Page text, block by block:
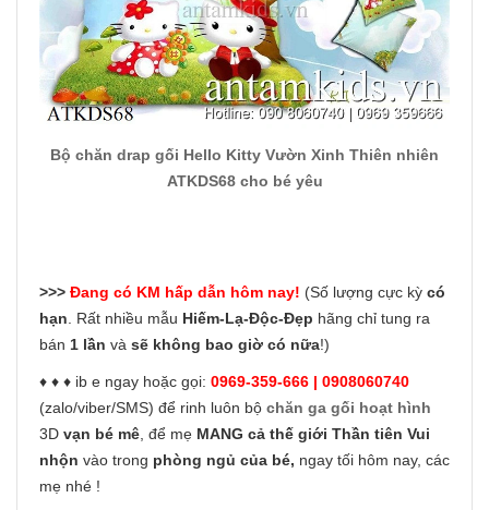
Bộ chăn drap gối Hello Kitty Vườn Xinh Thiên nhiên
ATKDS68 cho bé yêu
>>> Đang có KM hấp dẫn hôm nay! (Số lượng cực kỳ có
hạn . Rất nhiều mẫu Hiếm-Lạ-Độc-Đẹp hãng chỉ tung ra
bán 1 lần và sẽ không bao giờ có nữa!)
♦ ♦ ♦ ib e ngay hoặc gọi: 0969-359-666 | 0908060740
(zalo/viber/SMS) để rinh luôn bộ chăn ga gối hoạt hình
3D vạn bé mê , để mẹ MANG cả thế giới Thần tiên Vui
nhộn vào trong phòng ngủ của bé, ngay tối hôm nay, các
mẹ nhé !